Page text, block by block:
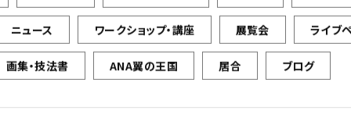
ニュース ワークショップ・講座 展覧会 ライブ
画集・技法書 ANA翼の王国 居合 ブログ